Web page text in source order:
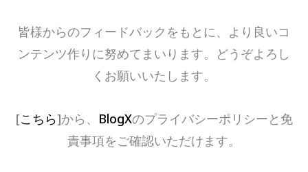
皆様からのフィードバックをもとに、より良いコ
ンテンツ作りに努めてまいります。どうぞよろし
くお願いいたします。
[こちら]から、 BlogXのプライバシーポリシーと免
責事項をご確認いただけます。